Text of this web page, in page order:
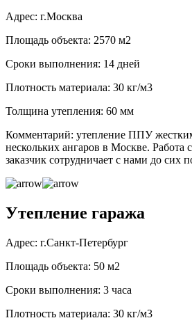
Адрес: г.Москва
Площадь объекта: 2570 м2
Сроки выполнения: 14 дней
Плотность материала: 30 кг/м3
Толщина утепления: 60 мм
Комментарий: утепление ППУ
нескольких ангаров в Москве. Работа
заказчик сотрудничает с нами до сих
Утепление гаража
Адрес: г.Санкт-Петербург
Площадь объекта: 50 м2
Сроки выполнения: 3 часа
Плотность материала: 30 кг/м3